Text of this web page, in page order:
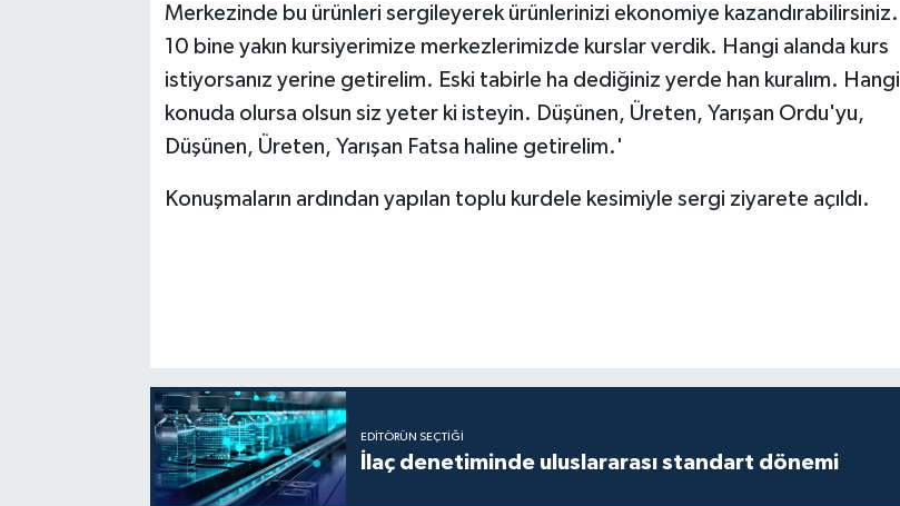
Merkezinde bu ürünleri sergileyerek ürünlerinizi ekonomiye kazandırabilirsiniz.
10 bine yakın kursiyerimize merkezlerimizde kurslar verdik. Hangi alanda kurs
istiyorsanız yerine getirelim. Eski tabirle ha dediğiniz yerde han kuralım. Hangi
konuda olursa olsun siz yeter ki isteyin. Düşünen, Üreten, Yarışan Ordu'yu,
Düşünen, Üreten, Yarışan Fatsa haline getirelim.'
Konuşmaların ardından yapılan toplu kurdele kesimiyle sergi ziyarete açıldı.
EDITÖRÜN SEÇTIĞI
İlaç denetiminde uluslararası standart dönemi